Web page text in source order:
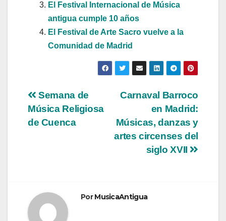
El Festival Internacional de Música
antigua cumple 10 años
El Festival de Arte Sacro vuelve a la
Comunidad de Madrid
Navegación
de
Carnaval Barroco
en Madrid:
Músicas, danzas y
artes circenses del
siglo XVII
Semana de
Música Religiosa
de Cuenca
PorMusicaAntigua